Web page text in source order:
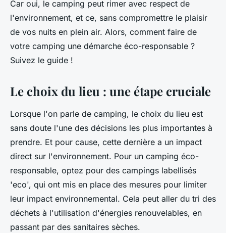
Car oui, le camping peut rimer avec respect de
l'environnement, et ce, sans compromettre le plaisir
de vos nuits en plein air. Alors, comment faire de
votre camping une démarche éco-responsable ?
Suivez le guide !
Le choix du lieu : une étape cruciale
Lorsque l'on parle de camping, le choix du lieu est
sans doute l'une des décisions les plus importantes à
prendre. Et pour cause, cette dernière a un impact
direct sur l'environnement. Pour un camping éco-
responsable, optez pour des campings labellisés
'eco', qui ont mis en place des mesures pour limiter
leur impact environnemental. Cela peut aller du tri des
déchets à l'utilisation d'énergies renouvelables, en
passant par des sanitaires sèches.